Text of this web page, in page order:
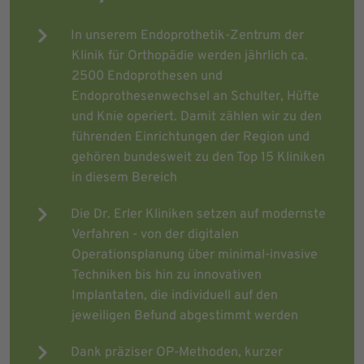
In unserem Endoprothetik-Zentrum der
Klinik für Orthopädie werden jährlich ca.
2500 Endoprothesen und
Endoprothesenwechsel an Schulter, Hüfte
und Knie operiert. Damit zählen wir zu den
führenden Einrichtungen der Region und
gehören bundesweit zu den Top 15 Kliniken
in diesem Bereich
Die Dr. Erler Kliniken setzen auf modernste
Verfahren - von der digitalen
Operationsplanung über minimal-invasive
Techniken bis hin zu innovativen
Implantaten, die individuell auf den
jeweiligen Befund abgestimmt werden
Dank präziser OP-Methoden, kurzer